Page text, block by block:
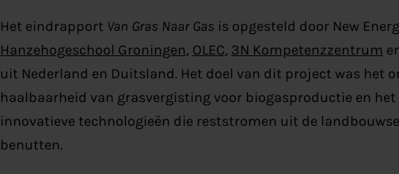
Het eindrapport Van Gras Naar Gas is opgesteld door New
Hanzehogeschool Groningen, OLEC, 3N Kompetenzzentrum
uit Nederland en Duitsland. Het doel van dit project was het
haalbaarheid van grasvergisting voor biogasproductie en het
innovatieve technologieën die reststromen uit de
benutten.